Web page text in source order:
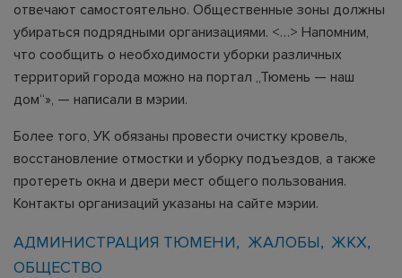
отвечают самостоятельно. Общественные зоны должны
убираться подрядными организациями. <…> Напомним,
что сообщить о необходимости уборки различных
территорий города можно на портал „Тюмень — наш
дом“», — написали в мэрии.
Более того, УК обязаны провести очистку кровель,
восстановление отмостки и уборку подъездов, а также
протереть окна и двери мест общего пользования.
Контакты организаций указаны на сайте мэрии.
АДМИНИСТРАЦИЯ ТЮМЕНИ ЖАЛОБЫ
ЖКХ
ОБЩЕСТВО